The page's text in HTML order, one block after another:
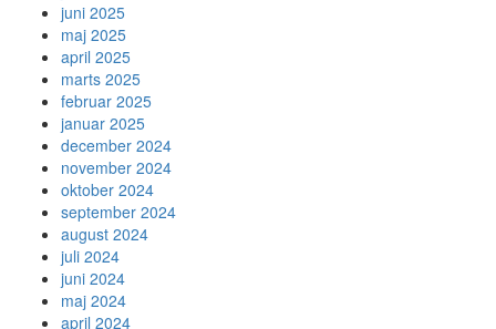
juni 2025
maj 2025
april 2025
marts 2025
februar 2025
januar 2025
december 2024
november 2024
oktober 2024
september 2024
august 2024
juli 2024
juni 2024
maj 2024
april 2024